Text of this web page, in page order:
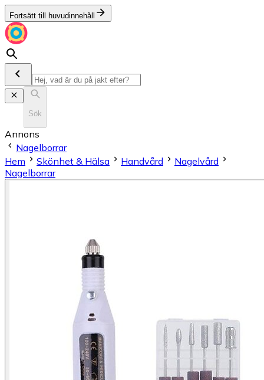
Fortsätt till huvudinnehåll
Sök
Annons
Nagelborrar
Hem
Skönhet & Hälsa Handvård
Nagelvård
Nagelborrar